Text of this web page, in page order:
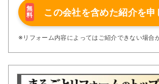
無
料
この会社を含めた紹介を申
※リフォーム内容によってはご紹介できない場合